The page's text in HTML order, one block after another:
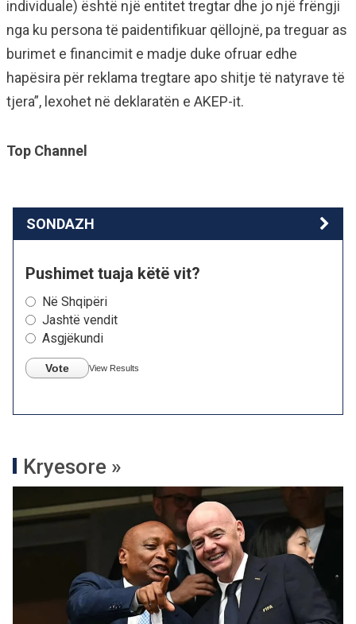
individuale) është një entitet tregtar dhe jo një frëngji
nga ku persona të paidentifikuar qëllojnë, pa treguar as
burimet e financimit e madje duke ofruar edhe
hapësira për reklama tregtare apo shitje të natyrave të
tjera”, lexohet në deklaratën e AKEP-it.
Top Channel
SONDAZH
Pushimet tuaja këtë vit?
Në Shqipëri
Jashtë vendit
Asgjëkundi
Vote View Results
Kryesore »